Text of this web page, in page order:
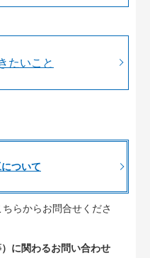
たいこと
ついて
らからお問合せくださ
に関わるお問い合わせ